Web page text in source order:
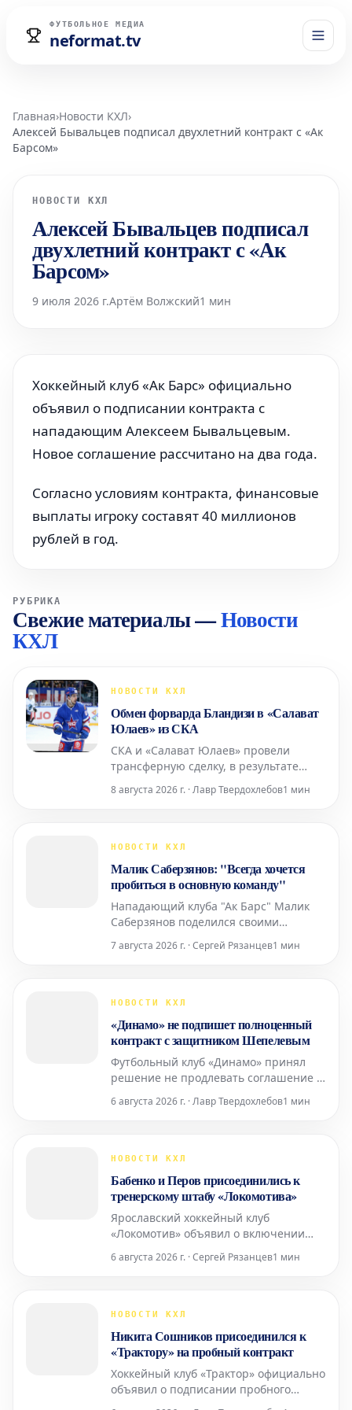
ФУТБОЛЬНОЕ МЕДИА
neformat.tv
Главная›Новости КХЛ›
Алексей Бывальцев подписал двухлетний контракт с «Ак
Барсом»
НОВОСТИ КХЛ
Алексей Бывальцев подписал
двухлетний контракт с «Ак
Барсом»
9 июля 2026 г.Артём Волжский1 мин
Хоккейный клуб «Ак Барс» официально
объявил о подписании контракта с
нападающим Алексеем Бывальцевым.
Новое соглашение рассчитано на два года.
Согласно условиям контракта, финансовые
выплаты игроку составят 40 миллионов
рублей в год.
РУБРИКА
Свежие материалы—Новости
КХЛ
НОВОСТИ КХЛ
Обмен форварда Бландизи в «Салават
Юлаев» из СКА
СКА и «Салават Юлаев» провели
трансферную сделку, в результате
которой произошло перемещение
игроков между командами. Уфимский
петербургский клуб приобрел
Даниила Тарасова. 32-летний
Бландизи выступал за
8 августа 2026 г. · Лавр Твердохлебов1 мин
НОВОСТИ КХЛ
Малик Саберзянов: "Всегда хочется
пробиться в основную команду"
Нападающий клуба "Ак Барс" Малик
Саберзянов поделился своими
мыслями после напряженного матча
против команды "Нефтяник", который
внес значительный вклад в успех,
точно исполнив послематчевый бу
7 августа 2026 г. · Сергей Рязанцев1 мин
НОВОСТИ КХЛ
«Динамо» не подпишет полноценный
контракт с защитником Шепелевым
Футбольный клуб «Динамо» принял
решение не продлевать соглашение с
защитником Александром Шепелевым
на постоянной основе. Об этом
6 августа 2026 г. · Лавр Твердохлебов1 мин
НОВОСТИ КХЛ
Бабенко и Перов присоединились к
тренерскому штабу «Локомотива»
Ярославский хоккейный клуб
«Локомотив» объявил о включении
Юрия Бабенко и Александра Перова в
свой тренерский штаб. Об этом
6 августа 2026 г. · Сергей Рязанцев1 мин
НОВОСТИ КХЛ
Никита Сошников присоединился к
«Трактору» на пробный контракт
Хоккейный клуб «Трактор» официально
объявил о подписании пробного
контракта с нападающим Никитой